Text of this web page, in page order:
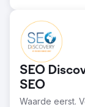
22.424
aanzienlijk
backlinks met
Rye House
vestigde een
SEO
SEO
Waarde eerst.